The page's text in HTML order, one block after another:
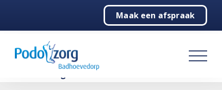
Maak een afspraak
Podologie